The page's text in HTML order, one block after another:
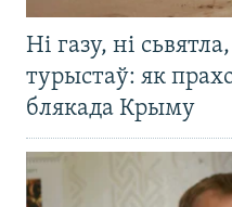
Ні газу, ні
турыстаў: як
блякада Крыму